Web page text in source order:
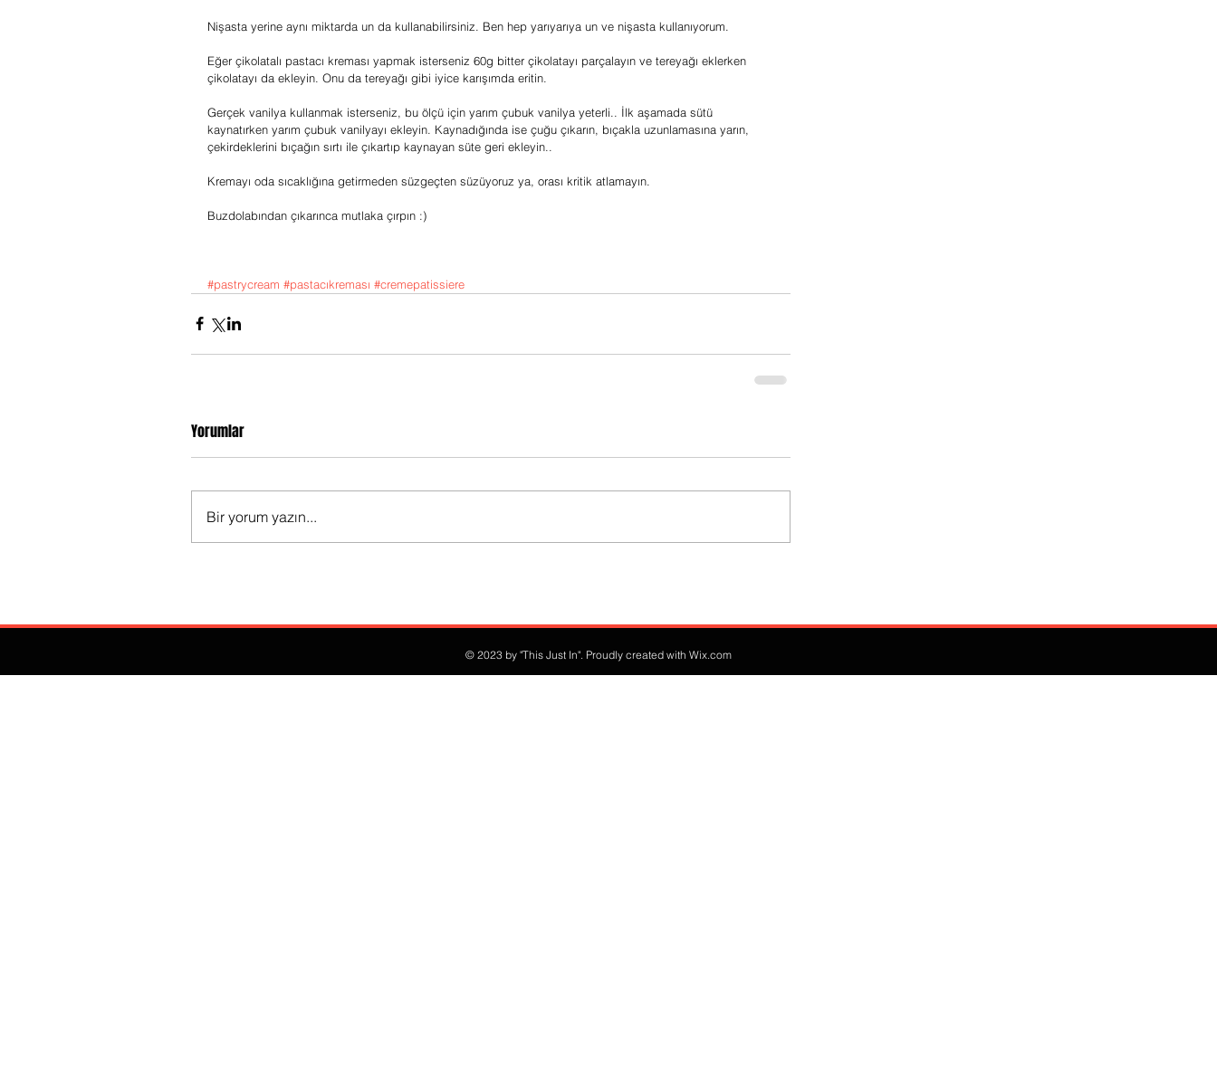
Nişasta yerine aynı miktarda un da kullanabilirsiniz. Ben hep yarıyarıya un ve nişasta kullanıyorum.
Eğer çikolatalı pastacı kreması yapmak isterseniz 60g bitter çikolatayı parçalayın ve tereyağı eklerken
çikolatayı da ekleyin. Onu da tereyağı gibi iyice karışımda eritin.
Gerçek vanilya kullanmak isterseniz, bu ölçü için yarım çubuk vanilya yeterli.. İlk aşamada sütü
kaynatırken yarım çubuk vanilyayı ekleyin. Kaynadığında ise çuğu çıkarın, bıçakla uzunlamasına yarın,
çekirdeklerini bıçağın sırtı ile çıkartıp kaynayan süte geri ekleyin..
Kremayı oda sıcaklığına getirmeden süzgeçten süzüyoruz ya, orası kritik atlamayın.
Buzdolabından çıkarınca mutlaka çırpın :)
#pastrycream #pastacıkreması #cremepatissiere
Yorumlar
Bir yorum yazın...
© 2023 by "This Just In". Proudly created with Wix.com